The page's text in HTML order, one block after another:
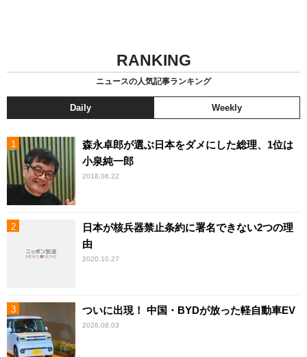
RANKING
ニュースの人気記事ランキング
Daily Weekly
森永卓郎が選ぶ日本をダメにした総理、1位は
小泉純一郎
2018.08.22
日本が核兵器禁止条約に署名できない2つの理
由
2020.10.27
ついに出現！ 中国・BYDが放った軽自動車EV
2026.08.03